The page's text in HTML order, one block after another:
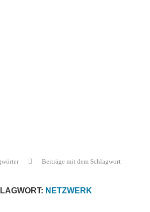
Beiträge mit dem Schlagwort
NETZWERK